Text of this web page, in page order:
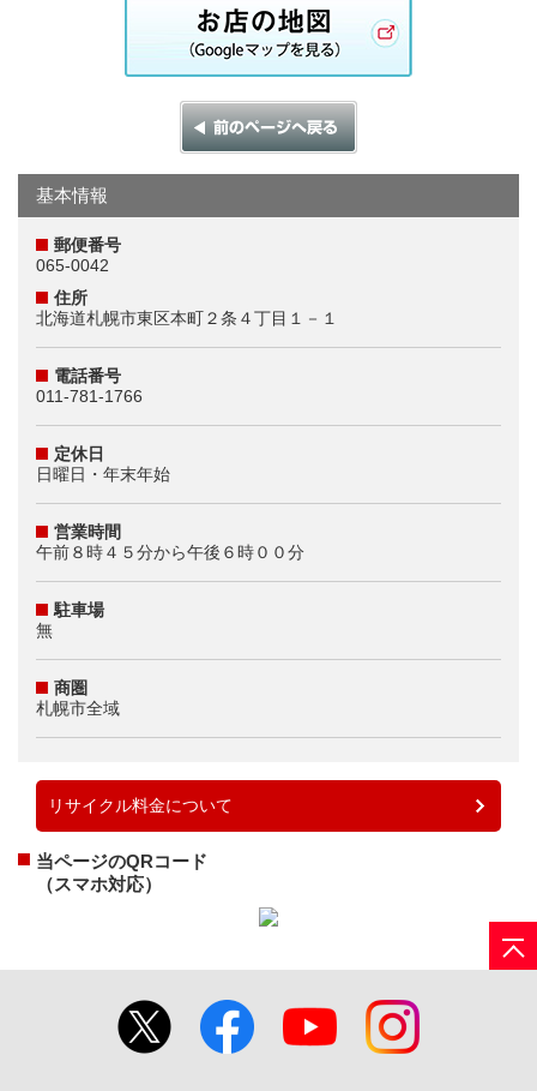
基本情報
郵便番号
065-0042
住所
北海道札幌市東区本町２条４丁目１－１
電話番号
011-781-1766
定休日
日曜日・年末年始
営業時間
午前８時４５分から午後６時００分
駐車場
無
商圏
札幌市全域
リサイクル料金について
当ページのQRコード
（スマホ対応）